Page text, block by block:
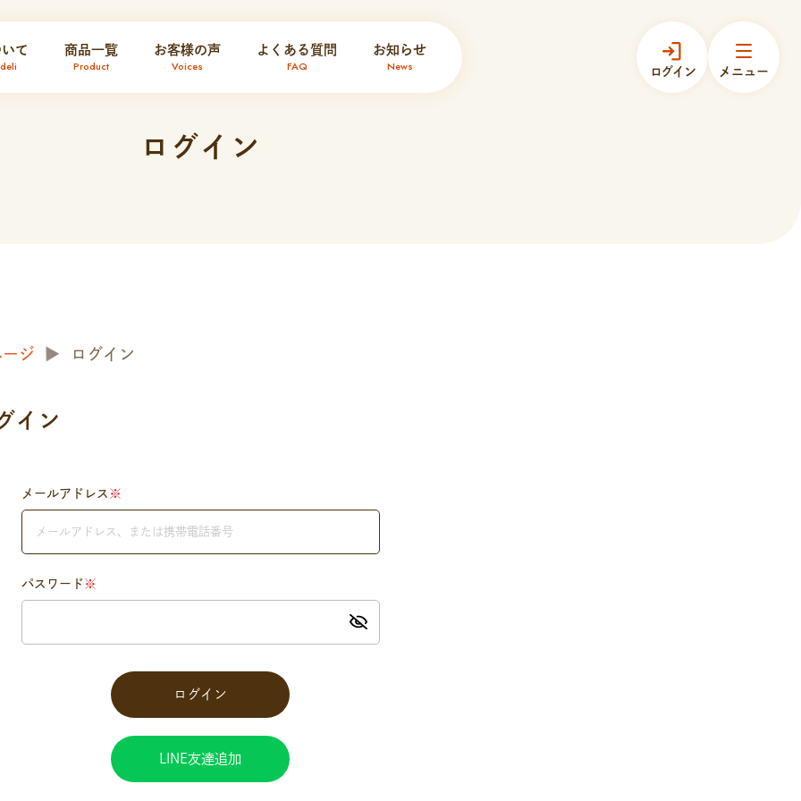
て 商品一覧
Product
お客様の声
Voices
よくある質問
FAQ
お知らせ
News ログイン メニュー
ログイン
ジ ログイン
イン
メールアドレス ※
パスワード ※
LINE友達追加